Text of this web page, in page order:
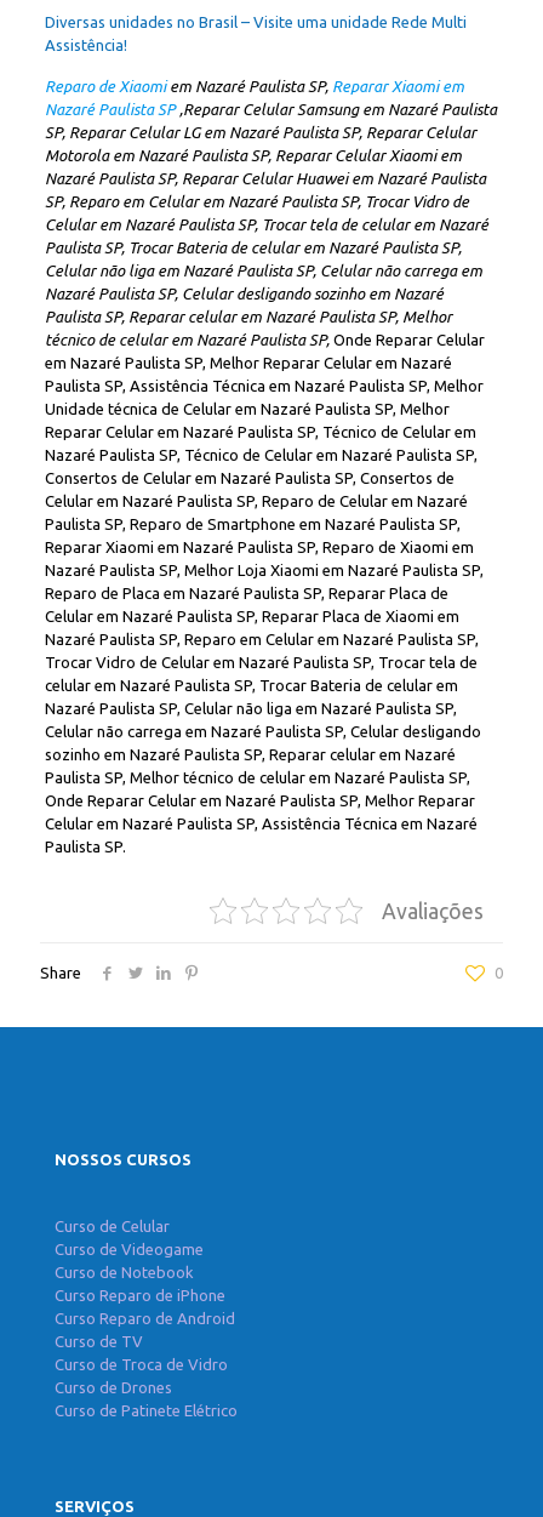
Diversas unidades no Brasil – Visite uma unidade Rede Multi
Assistência!
Reparo de Xiaomiem Nazaré Paulista SP, Reparar Xiaomi em
Nazaré Paulista SP,Reparar Celular Samsung em Nazaré Paulista
SP, Reparar Celular LG em Nazaré Paulista SP, Reparar Celular
Motorola em Nazaré Paulista SP, Reparar Celular Xiaomi em
Nazaré Paulista SP, Reparar Celular Huawei em Nazaré Paulista
SP, Reparo em Celular em Nazaré Paulista SP, Trocar Vidro de
Celular em Nazaré Paulista SP, Trocar tela de celular em Nazaré
Paulista SP, Trocar Bateria de celular em Nazaré Paulista SP,
Celular não liga em Nazaré Paulista SP, Celular não carrega em
Nazaré Paulista SP, Celular desligando sozinho em Nazaré
Paulista SP, Reparar celular em Nazaré Paulista SP, Melhor
técnico de celular em Nazaré Paulista SP,Onde Reparar Celular
em Nazaré Paulista SP, Melhor Reparar Celular em Nazaré
Paulista SP, Assistência Técnica em Nazaré Paulista SP, Melhor
Unidade técnica de Celular em Nazaré Paulista SP, Melhor
Reparar Celular em Nazaré Paulista SP, Técnico de Celular em
Nazaré Paulista SP, Técnico de Celular em Nazaré Paulista SP,
Consertos de Celular em Nazaré Paulista SP, Consertos de
Celular em Nazaré Paulista SP, Reparo de Celular em Nazaré
Paulista SP, Reparo de Smartphone em Nazaré Paulista SP,
Reparar Xiaomi em Nazaré Paulista SP, Reparo de Xiaomi em
Nazaré Paulista SP, Melhor Loja Xiaomi em Nazaré Paulista SP,
Reparo de Placa em Nazaré Paulista SP, Reparar Placa de
Celular em Nazaré Paulista SP, Reparar Placa de Xiaomi em
Nazaré Paulista SP, Reparo em Celular em Nazaré Paulista SP,
Trocar Vidro de Celular em Nazaré Paulista SP, Trocar tela de
celular em Nazaré Paulista SP, Trocar Bateria de celular em
Nazaré Paulista SP, Celular não liga em Nazaré Paulista SP,
Celular não carrega em Nazaré Paulista SP, Celular desligando
sozinho em Nazaré Paulista SP, Reparar celular em Nazaré
Paulista SP, Melhor técnico de celular em Nazaré Paulista SP,
Onde Reparar Celular em Nazaré Paulista SP, Melhor Reparar
Celular em Nazaré Paulista SP, Assistência Técnica em Nazaré
Paulista SP.
Avaliações
Share 0
NOSSOS CURSOS
Curso de Celular
Curso de Videogame
Curso de Notebook
Curso Reparo de iPhone
Curso Reparo de Android
Curso de TV
Curso de Troca de Vidro
Curso de Drones
Curso de Patinete Elétrico
SERVIÇOS